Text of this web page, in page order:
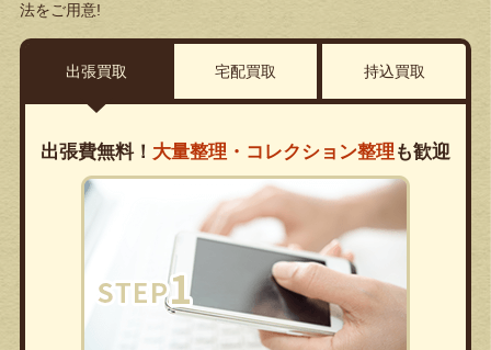
法をご用意!
出張買取 宅配買取 持込買取
出張費無料！ 大量整理・コレクション整理 も歓迎